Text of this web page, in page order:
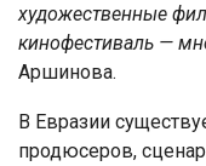
художественные
кинофестиваль —
Аршинова.
В Евразии
продюсеров,